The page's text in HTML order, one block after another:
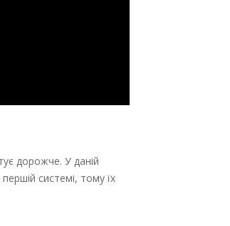
дорожче. У даній
системі, тому їх